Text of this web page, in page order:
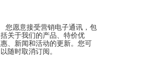
您愿意接受营销电子通讯，包
括关于我们的产品、特价优
惠、新闻和活动的更新。您可
以随时取消订阅。